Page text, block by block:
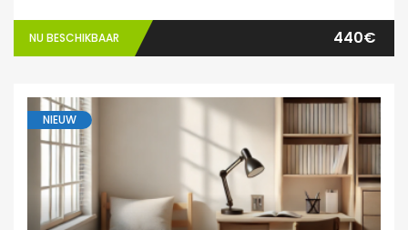
NU BESCHIKBAAR 440€
NIEUW